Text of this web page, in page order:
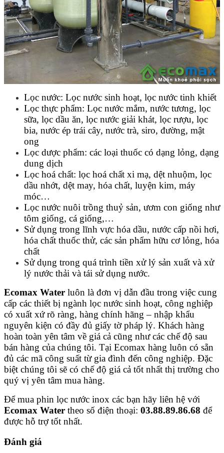
Lọc nước: Lọc nước sinh hoạt, lọc nước tinh khiết
Lọc thực phẩm: Lọc nước mắm, nước tương, lọc
sữa, lọc dầu ăn, lọc nước giải khát, lọc rượu, lọc
bia, nước ép trái cây, nước trà, siro, đường, mật
ong
Lọc dược phẩm: các loại thuốc có dạng lỏng, dạng
dung dịch
Lọc hoá chất: lọc hoá chất xi mạ, dệt nhuộm, lọc
dầu nhớt, dệt may, hóa chất, luyện kim, máy
móc…
Lọc nước nuôi trồng thuỷ sản, ươm con giống như
tôm giống, cá giống,…
Sử dụng trong lĩnh vực hóa dầu, nước cấp nồi hơi,
hóa chất thuốc thử, các sản phẩm hữu cơ lỏng, hóa
chất
Sử dụng trong quá trình tiền xử lý sản xuất và xử
lý nước thải và tái sử dụng nước.
Ecomax Water luôn là đơn vị dẫn đầu trong việc cung
cấp các thiết bị ngành lọc nước sinh hoạt, công nghiệp
có xuất xứ rõ ràng, hàng chính hãng – nhập khẩu
nguyên kiện có đầy đủ giấy tờ pháp lý. Khách hàng
hoàn toàn yên tâm về giá cả cũng như các chế độ sau
bán hàng của chúng tôi. Tại Ecomax hàng luôn có sẵn
đủ các mã công suất từ gia đình đến công nghiệp. Đặc
biệt chúng tôi sẽ có chế độ giá cả tốt nhất thị trường cho
quý vị yên tâm mua hàng.
Để mua phin lọc nước inox các bạn hãy liên hệ với
Ecomax Water theo số điện thoại: 03.88.89.86.68 để
được hỗ trợ tốt nhất.
Đánh giá